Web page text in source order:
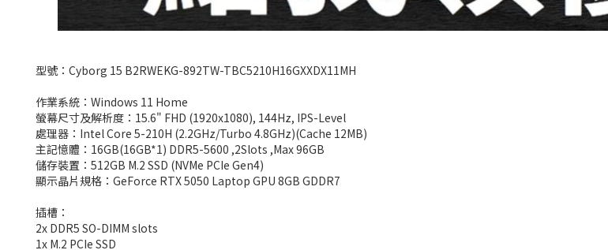
型號：Cyborg 15 B2RWEKG-892TW-TBC5210H16GXXDX11MH
作業系統：Windows 11 Home
螢幕尺寸及解析度：15.6" FHD (1920x1080), 144Hz, IPS-Level
處理器：Intel Core 5-210H (2.2GHz/Turbo 4.8GHz)(Cache 12MB)
主記憶體：16GB(16GB*1) DDR5-5600 ,2Slots ,Max 96GB
儲存裝置：512GB M.2 SSD (NVMe PCIe Gen4)
顯示晶片規格：GeForce RTX 5050 Laptop GPU 8GB GDDR7
插槽：
2x DDR5 SO-DIMM slots
1x M.2 PCIe SSD